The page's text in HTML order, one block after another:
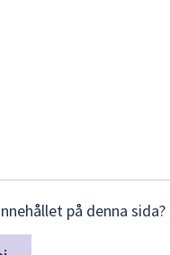
på denna sida?